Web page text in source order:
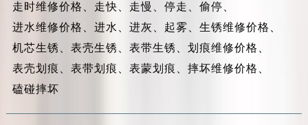
走时维修价格、 走快、 走慢、 停走、 偷停、
进水维修价格、 进水、 进灰、 起雾、 生锈维修价格、
机芯生锈、 表壳生锈、 表带生锈、 划痕维修价格、
表壳划痕、 表带划痕、 表蒙划痕、 摔坏维修价格、
磕碰摔坏